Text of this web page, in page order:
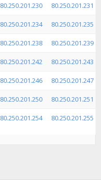
80.250.201.230 80.250.201.231
80.250.201.234 80.250.201.235
80.250.201.238 80.250.201.239
80.250.201.242 80.250.201.243
80.250.201.246 80.250.201.247
80.250.201.250 80.250.201.251
80.250.201.254 80.250.201.255